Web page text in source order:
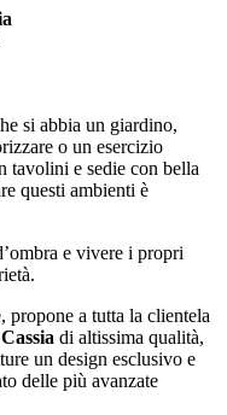
si abbia un giardino,
o un esercizio
tavolini e sedie con bella
questi ambienti è
e vivere i propri
propone a tutta la clientela
di altissima qualità,
un design esclusivo e
delle più avanzate